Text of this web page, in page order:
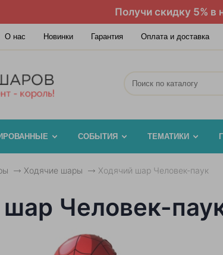
Получи скидку 5% в
О нас Новинки Гарантия Оплата и доставка
СОБЫТИЯ ТЕМАТИКИ
Ходячие шары Ходячий шар Человек-паук
Человек-